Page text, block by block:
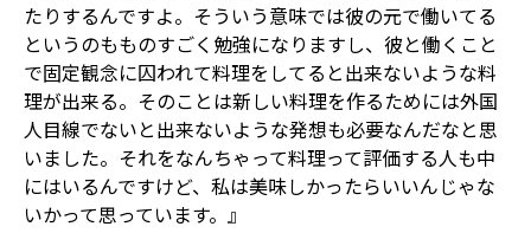
たりするんですよ。そういう意味では彼の元で働いてる
というのもものすごく勉強になりますし、彼と働くこと
で固定観念に囚われて料理をしてると出来ないような料
理が出来る。そのことは新しい料理を作るためには外国
人目線でないと出来ないような発想も必要なんだなと思
いました。それをなんちゃって料理って評価する人も中
にはいるんですけど、私は美味しかったらいいんじゃな
いかって思っています。』